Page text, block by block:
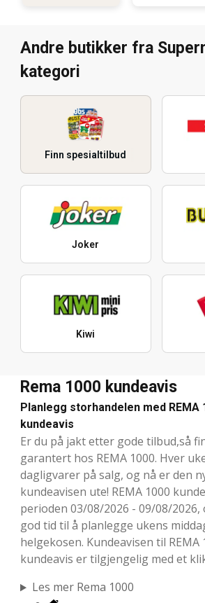
Andre butikker fra
kategori
Finn spesialtilbud
Joker
Kiwi
Rema 1000 kundeavis
Planlegg storhandelen med REMA
kundeavis
Er du på jakt etter gode tilbud,så
garantert hos REMA 1000. Hver
dagligvarer på salg, og nå er den
kundeavisen ute! REMA 1000
perioden 03/08/2026 - 09/08/
god tid til å planlegge ukens
helgekosen. Kundeavisen til REMA
kundeavis er tilgjengelig med et
Les mer Rema 1000